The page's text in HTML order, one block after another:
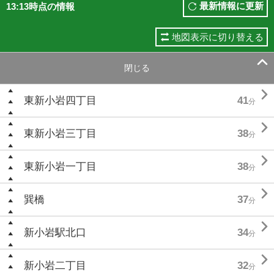
13:13時点の情報 最新情報に更新
地図表示に切り替える
閉じる 
東新小岩四丁目 41分 
東新小岩三丁目 38分 
東新小岩一丁目 38分 
巽橋 37分 
新小岩駅北口 34分 
新小岩二丁目 32分 